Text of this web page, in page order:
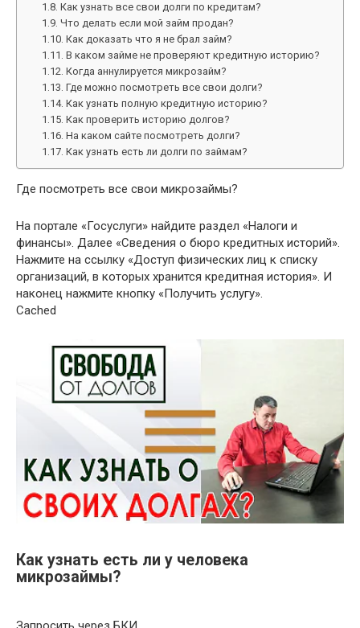
Как узнать все свои долги по кредитам?
Что делать если мой займ продан?
Как доказать что я не брал займ?
В каком займе не проверяют кредитную историю?
Когда аннулируется микрозайм?
Где можно посмотреть все свои долги?
Как узнать полную кредитную историю?
Как проверить историю долгов?
На каком сайте посмотреть долги?
Как узнать есть ли долги по займам?
Где посмотреть все свои микрозаймы?
На портале «Госуслуги» найдите раздел «Налоги и
финансы». Далее «Сведения о бюро кредитных историй».
Нажмите на ссылку «Доступ физических лиц к списку
организаций, в которых хранится кредитная история». И
наконец нажмите кнопку «Получить услугу».
Cached
Как узнать есть ли у человека
микрозаймы?